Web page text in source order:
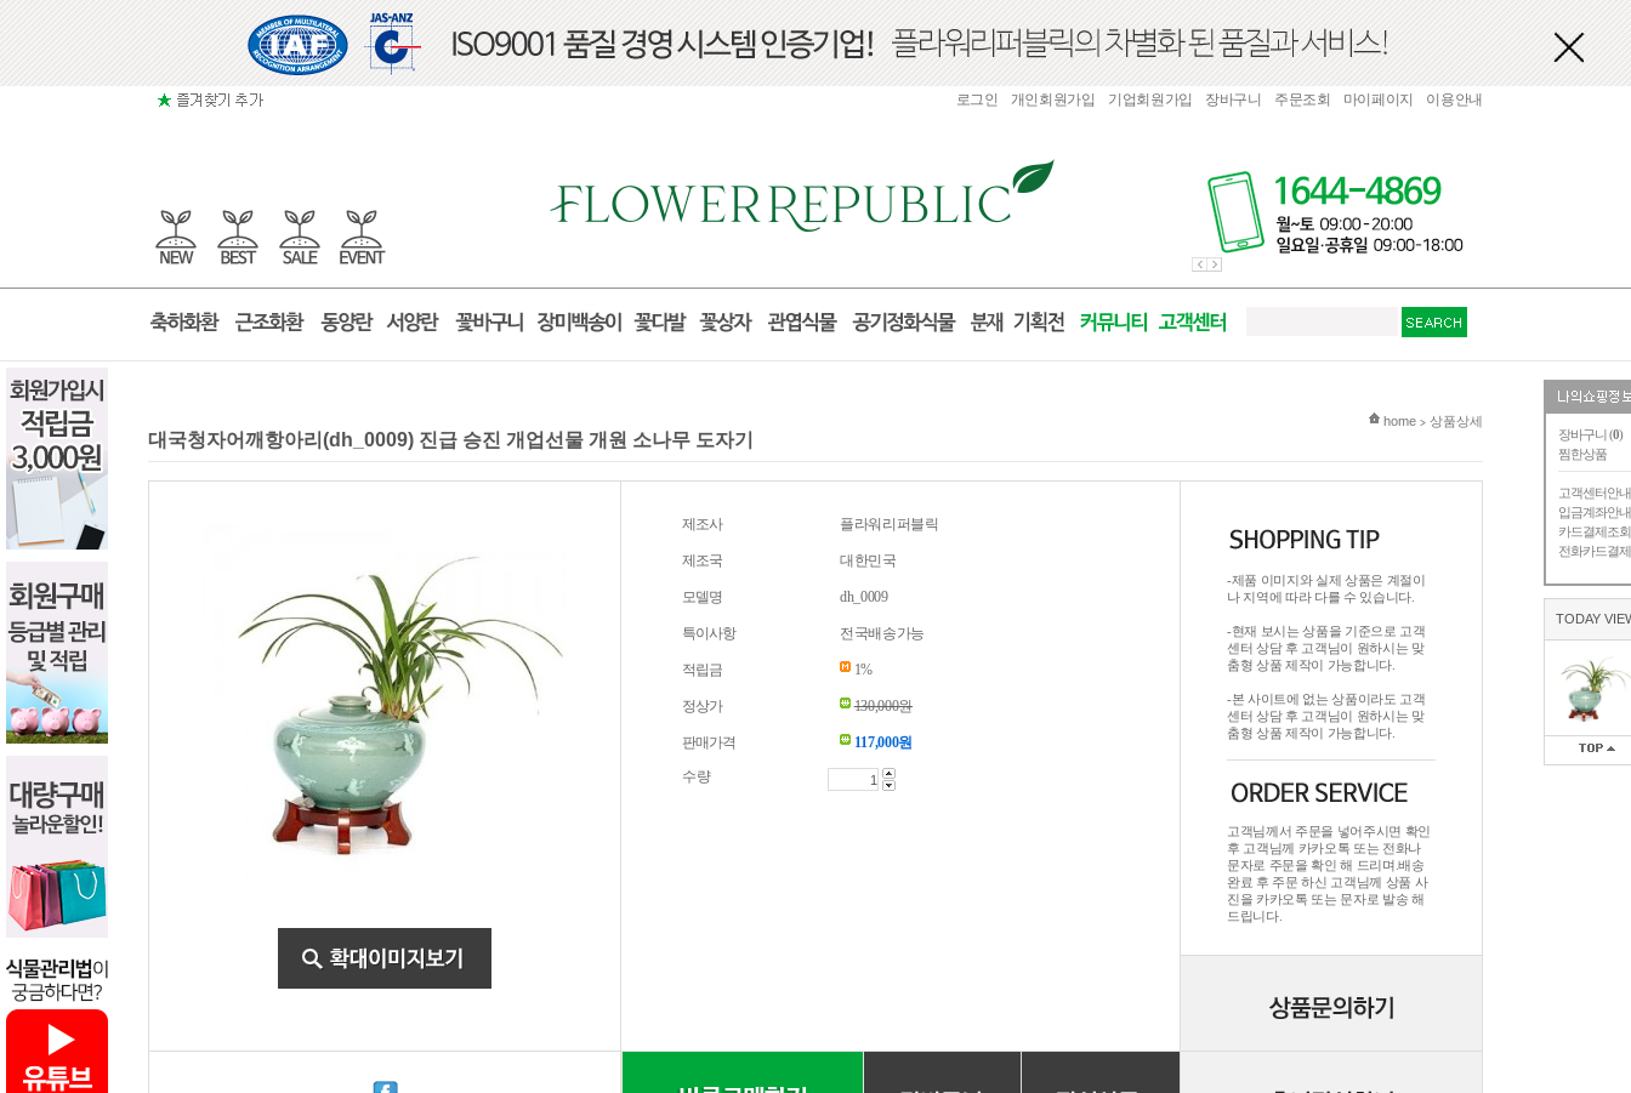
장바구니 (0)
찜한상품
고객센터안내
입금계좌안내
카드결제조회
전화카드결제
TODAY
로그인 개인회원가입 기업회원가입 장바구니 주문조회 마이페이지 이용안내
현재 위치
home > 상품상세
대국청자어깨항아리(dh_0009) 진급 승진 개업선물 개원 소나무 도자기
제조사 플라워리퍼블릭
제조국 대한민국
모델명 dh_0009
특이사항 전국배송가능
적립금 1%
정상가 130,000원
판매가격 117,000원
수량
-제품 이미지와 실제 상품은 계절이
나 지역에 따라 다를 수 있습니다.
-현재 보시는 상품을 기준으로 고객
센터 상담 후 고객님이 원하시는 맞
춤형 상품 제작이 가능합니다.
-본 사이트에 없는 상품이라도 고객
센터 상담 후 고객님이 원하시는 맞
춤형 상품 제작이 가능합니다.
고객님께서 주문을 넣어주시면 확인
후 고객님께 카카오톡 또는 전화나
문자로 주문을 확인 해 드리며.배송
완료 후 주문 하신 고객님께 상품 사
진을 카카오톡 또는 문자로 발송 해
드립니다.